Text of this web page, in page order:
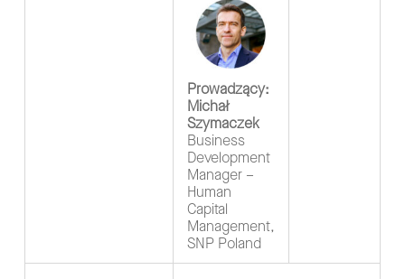
Prowadzący:
Michał
Szymaczek
Business
Development
Manager –
Human
Capital
Management,
SNP Poland